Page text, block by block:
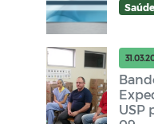
Saúde
USP